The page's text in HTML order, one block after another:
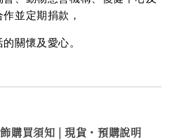
並定期捐款，
關懷及愛心。
購買須知 | 現貨・預購說明